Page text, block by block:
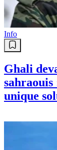
Info
Ghali
unique